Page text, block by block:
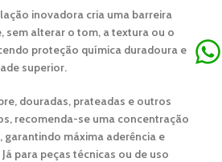
inovadora cria uma barreira
, sem alterar o tom, a textura ou o
proteção química duradoura e
superior.
douradas, prateadas e outros
, recomenda-se uma concentração
, garantindo máxima aderência e
para peças técnicas ou de uso